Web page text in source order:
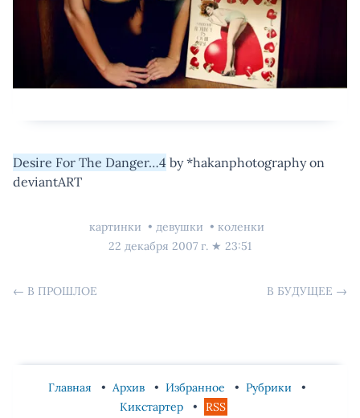
Desire For The Danger…4 by *hakanphotography on
deviantART
картинки девушки
коленки
22 декабря 2007 г. ★ 23:51
← В ПРОШЛОЕ В БУДУЩЕЕ →
Главная Архив Избранное
Рубрики
Кикстартер
RSS